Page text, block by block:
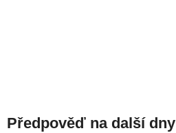
Předpověď na další dny